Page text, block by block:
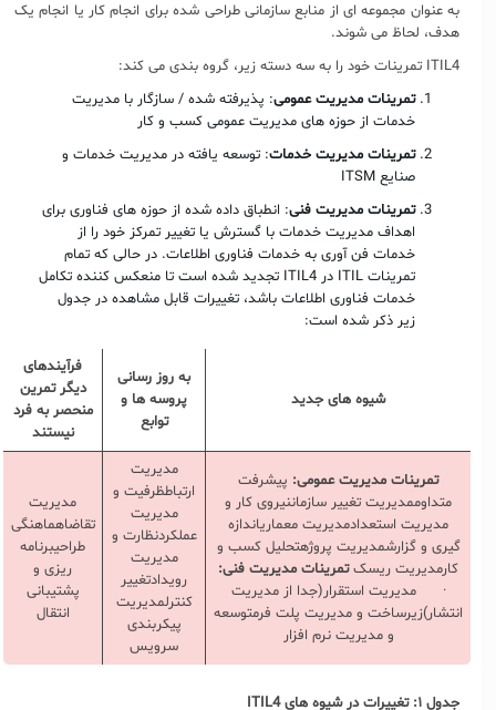
به عنوان مجموعه ای از منابع سازمانی طراحی شده برای انجام کار یا انجام یک
هدف، لحاظ می شوند.
ITIL4 تمرینات خود را به سه دسته زیر، گروه بندی می کند:
تمرینات مدیریت عمومی: پذیرفته شده / سازگار با مدیریت
خدمات از حوزه های مدیریت عمومی کسب و کار
تمرینات مدیریت خدمات: توسعه یافته در مدیریت خدمات و
صنایع ITSM
تمرینات مدیریت فنی: انطباق داده شده از حوزه های فناوری برای
اهداف مدیریت خدمات با گسترش یا تغییر تمرکز خود را از
خدمات فن آوری به خدمات فناوری اطلاعات. در حالی که تمام
تمرینات ITIL در ITIL4 تجدید شده است تا منعکس کننده تکامل
خدمات فناوری اطلاعات باشد، تغییرات قابل مشاهده در جدول
زیر ذکر شده است:
شیوه های جدید
به روز رسانی
پروسه ها و
توابع
فرآیندهای
دیگر تمرین
منحصر به فرد
نیستند
تمرینات مدیریت عمومی: پیشرفت
متداوممدیریت تغییر سازماننیروی کار و
مدیریت استعدادمدیریت معماریاندازه
گیری و گزارشمدیریت پروژهتحلیل کسب و
کارمدیریت ریسکتمرینات مدیریت فنی:
· مدیریت استقرار(جدا از مدیریت
انتشار)زیرساخت و مدیریت پلت فرمتوسعه
و مدیریت نرم افزار
مدیریت
ارتباطظرفیت و
مدیریت
عملکردنظارت و
مدیریت
رویدادتغییر
کنترلمدیریت
پیکربندی
سرویس
مدیریت
تقاضاهماهنگی
طراحیبرنامه
ریزی و
پشتیبانی
انتقال
جدول ۱: تغییرات در شیوه های ITIL4